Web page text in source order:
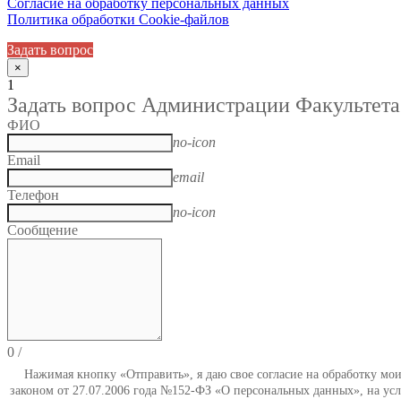
Политика обработки Cookie-файлов
Задать вопрос
×
1
Задать вопрос Администрации Факультета
ФИО
no-icon
Email
email
Телефон
no-icon
Сообщение
0 /
Нажимая кнопку «Отправить», я даю свое согласие на обработку
законом от 27.07.2006 года №152-ФЗ «О персональных данных», на